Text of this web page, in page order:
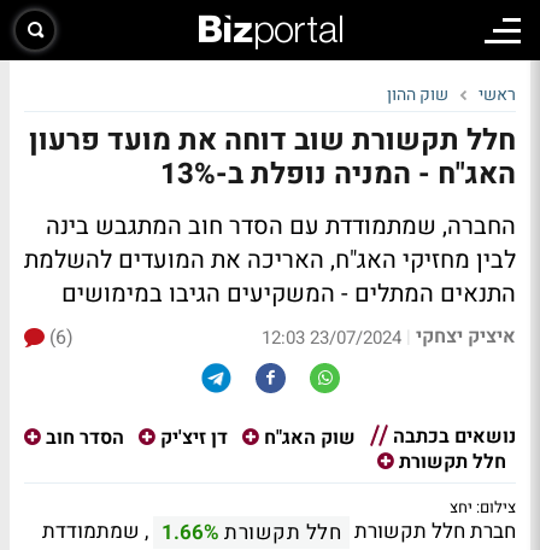
ראשי שוק ההון
חלל תקשורת שוב דוחה את מועד פרעון
האג"ח - המניה נופלת ב-13%
החברה, שמתמודדת עם הסדר חוב המתגבש בינה
לבין מחזיקי האג"ח, האריכה את המועדים להשלמת
התנאים המתלים - המשקיעים הגיבו במימושים
איציק יצחקי |
23/07/2024 12:03
(6)
נושאים בכתבה שוק האג"ח דן זיצ'יק
הסדר חוב
חלל תקשורת
צילום: יחצ
חברת חלל תקשורת חלל תקשורת 1.66% , שמתמודדת